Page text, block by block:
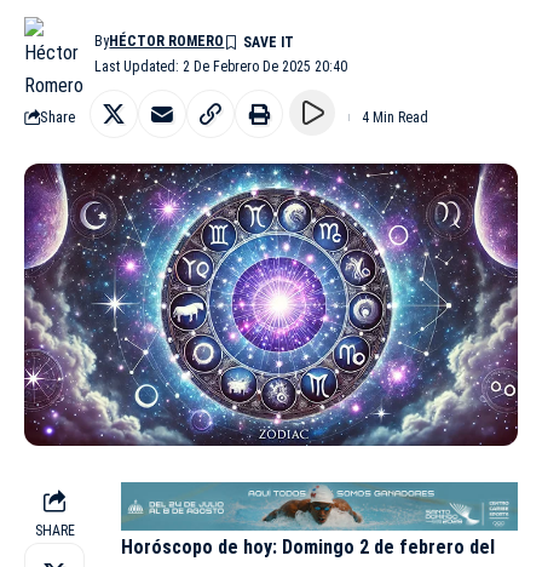
Last Updated: 2 De Febrero De 2025 20:40
ByHÉCTOR ROMERO
Share 4 Min Read
SHARE
Horóscopo de hoy: Domingo 2 de febrero del